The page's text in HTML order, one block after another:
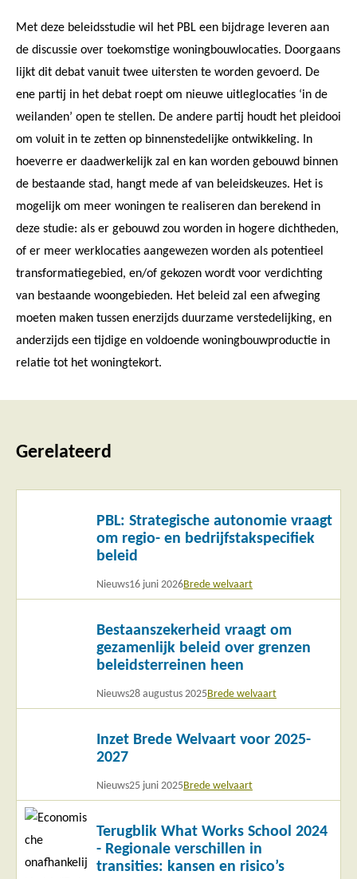
Met deze beleidsstudie wil het PBL een bijdrage leveren aan
de discussie over toekomstige woningbouwlocaties. Doorgaans
lijkt dit debat vanuit twee uitersten te worden gevoerd. De
ene partij in het debat roept om nieuwe uitleglocaties ‘in de
weilanden’ open te stellen. De andere partij houdt het pleidooi
om voluit in te zetten op binnenstedelijke ontwikkeling. In
hoeverre er daadwerkelijk zal en kan worden gebouwd binnen
de bestaande stad, hangt mede af van beleidskeuzes. Het is
mogelijk om meer woningen te realiseren dan berekend in
deze studie: als er gebouwd zou worden in hogere dichtheden,
of er meer werklocaties aangewezen worden als potentieel
transformatiegebied, en/of gekozen wordt voor verdichting
van bestaande woongebieden. Het beleid zal een afweging
moeten maken tussen enerzijds duurzame verstedelijking, en
anderzijds een tijdige en voldoende woningbouwproductie in
relatie tot het woningtekort.
Gerelateerd
PBL: Strategische autonomie vraagt
om regio- en bedrijfstakspecifiek
beleid
Nieuws16 juni 2026Brede welvaart
Bestaanszekerheid vraagt om
gezamenlijk beleid over grenzen
beleidsterreinen heen
Nieuws28 augustus 2025Brede welvaart
Inzet Brede Welvaart voor 2025-
2027
Nieuws25 juni 2025Brede welvaart
Terugblik What Works School 2024
- Regionale verschillen in
transities: kansen en risico’s
Lees
meer